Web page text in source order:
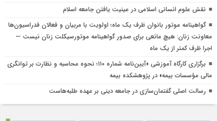
نقش علوم انسانی اسلامی در عینیت یافتن جامعه اسلام
گواهینامه موتور بانوان ظرف یک ماه؛ اولویت با مربیان و فعالان فدراسیون‌ها
معاونت زنان: هیچ مانعی برای صدور گواهینامه موتورسیکلت زنان نیست —
اجرا ظرف کمتر از یک ماه
برگزاری كارگاه آموزشی «آیین‌نامه شماره ۱۱۰؛ نحوه محاسبه و نظارت بر توانگری
مالی مؤسسات بیمه» در پژوهشكده بیمه
رسالت اصلی گفتمان‌سازی در جامعه دینی بر عهده طلبه‌هاست